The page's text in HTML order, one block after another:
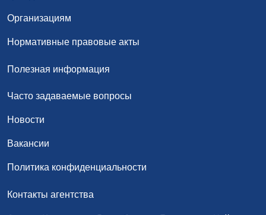
Организациям
Нормативные правовые акты
Полезная информация
Часто задаваемые вопросы
Новости
Вакансии
Политика конфиденциальности
Контакты агентства